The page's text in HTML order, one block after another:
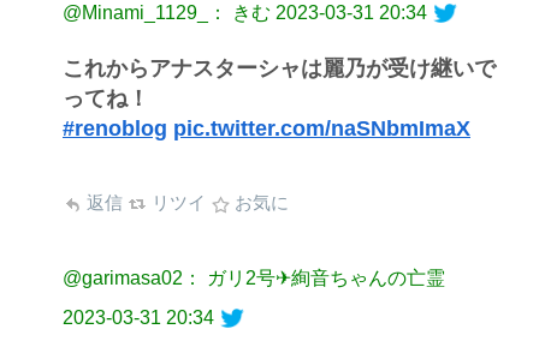
@Minami_1129_： きむ 2023-03-31 20:34
これからアナスターシャは麗乃が受け継いで
ってね！
#renoblog pic.twitter.com/naSNbmImaX
返信 リツイ お気に
@garimasa02： ガリ2号✈絢音ちゃんの亡霊
2023-03-31 20:34